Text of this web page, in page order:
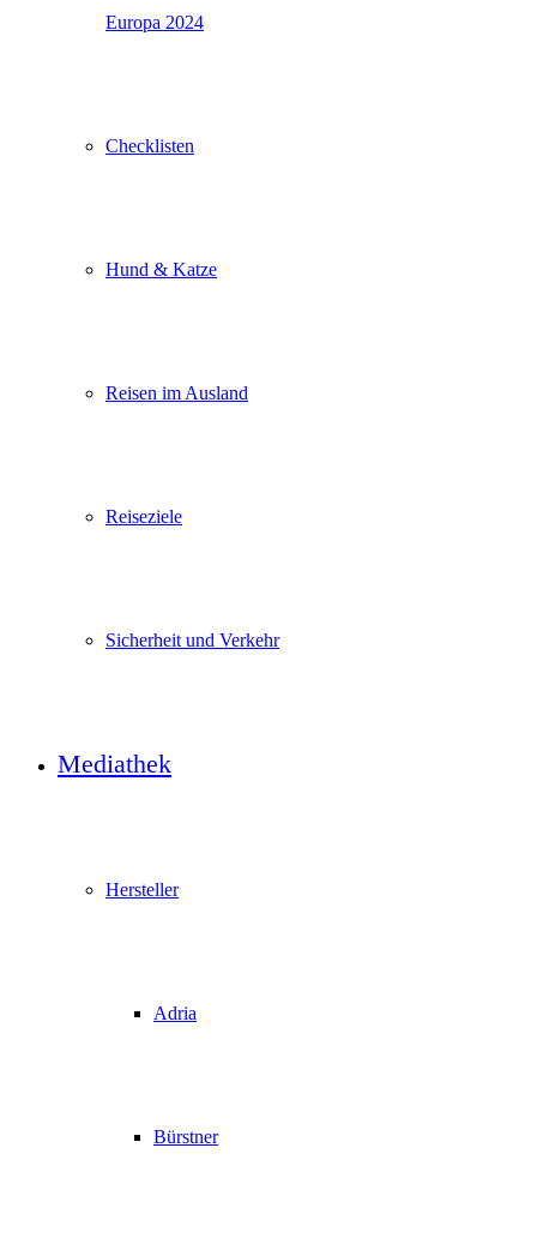
Europa 2024
Checklisten
Hund & Katze
Reisen im Ausland
Reiseziele
Sicherheit und Verkehr
Mediathek
Hersteller
Adria
Bürstner